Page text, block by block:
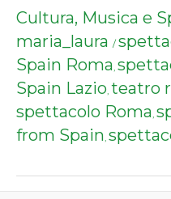
Cultura, Musica e
maria_laura /
Spain Roma,
Spain Lazio, teatro
spettacolo Roma,
from Spain,